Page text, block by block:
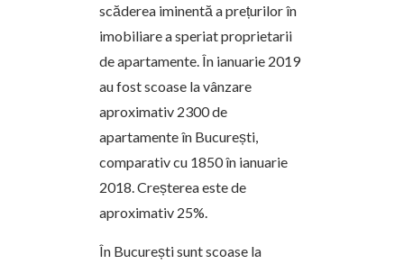
scăderea iminentă a prețurilor în
imobiliare a speriat proprietarii
de apartamente. În ianuarie 2019
au fost scoase la vânzare
aproximativ 2300 de
apartamente în București,
comparativ cu 1850 în ianuarie
2018. Creșterea este de
aproximativ 25%.
În București sunt scoase la